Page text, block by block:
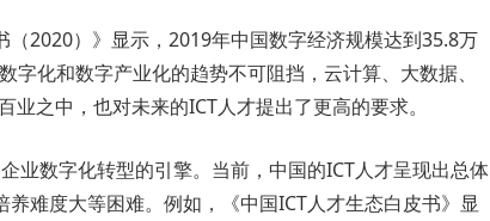
2020）》显示，2019年中国数字经济规模达到35.8万
化和数字产业化的趋势不可阻挡，云计算、大数据、
之中，也对未来的ICT人才提出了更高的要求。
业数字化转型的引擎。当前，中国的ICT人才呈现出总体
难度大等困难。例如，《中国ICT人才生态白皮书》显